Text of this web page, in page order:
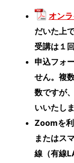
オン
だいた上
受講は１
申込フォ
せん。複
数ですが
いいたしま
Zoomを
またはス
線（有線